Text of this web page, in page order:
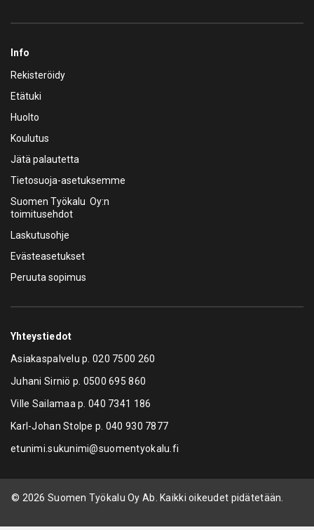
Info
Rekisteröidy
Etätuki
Huolto
Koulutus
Jätä palautetta
Tietosuoja-asetuksemme
Suomen Työkalu Oy:n
toimitusehdot
Laskutusohje
Evästeasetukset
Peruuta sopimus
Yhteystiedot
Asiakaspalvelu p.020 7500 260
Juhani Sirniö p. 0500 695 860
Ville Sailamaa p.040 7341 186
Karl-Johan Stolpe p. 040 930 7877
etunimi.sukunimi@suomentyokalu.fi
© 2026 Suomen Työkalu Oy Ab. Kaikki oikeudet pidätetään.